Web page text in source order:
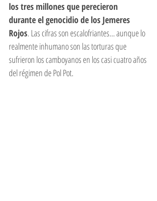
los tres millones que perecieron
durante el genocidio de los Jemeres
Rojos. Las cifras son escalofriantes… aunque lo
realmente inhumano son las torturas que
sufrieron los camboyanos en los casi cuatro años
del régimen de Pol Pot.